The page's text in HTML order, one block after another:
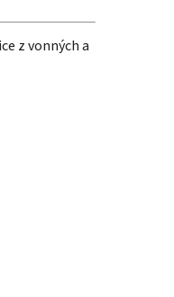
z vonných a